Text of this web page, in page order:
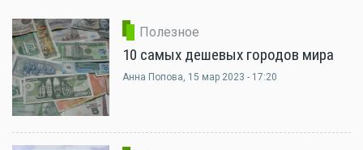
Полезное
10 самых дешевых городов мира
Анна Попова, 15 мар 2023 - 17:20